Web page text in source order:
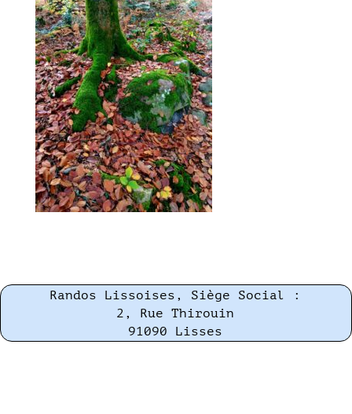
Randos Lissoises, Siège Social :
2, Rue Thirouin
91090 Lisses